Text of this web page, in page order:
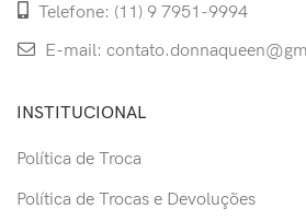
Telefone: (11) 9 7951-9994
E-mail:
INSTITUCIONAL
Política de Troca
Política de Trocas e Devoluções